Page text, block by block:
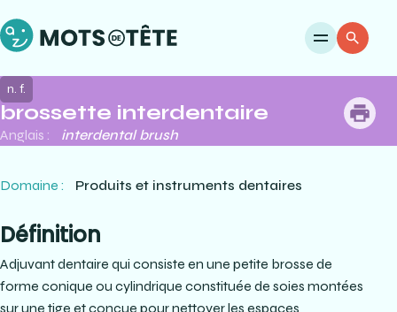
brossette interdentaire
n. f.
Anglais : interdental brush
Domaine : Produits et instruments dentaires
Définition
Adjuvant dentaire qui consiste en une petite brosse de
forme conique ou cylindrique constituée de soies montées
sur une tige et conçue pour nettoyer les espaces